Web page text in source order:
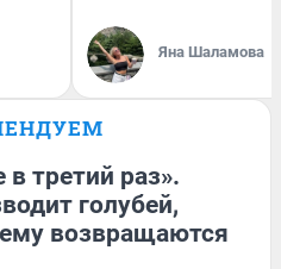
Яна Шаламова
третий раз».
голубей,
возвращаются